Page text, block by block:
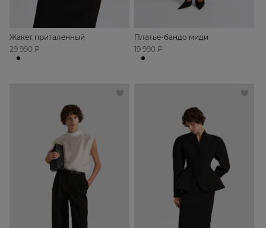
Жакет приталенный
29 990 ₽
Платье-бандо миди
19 990 ₽